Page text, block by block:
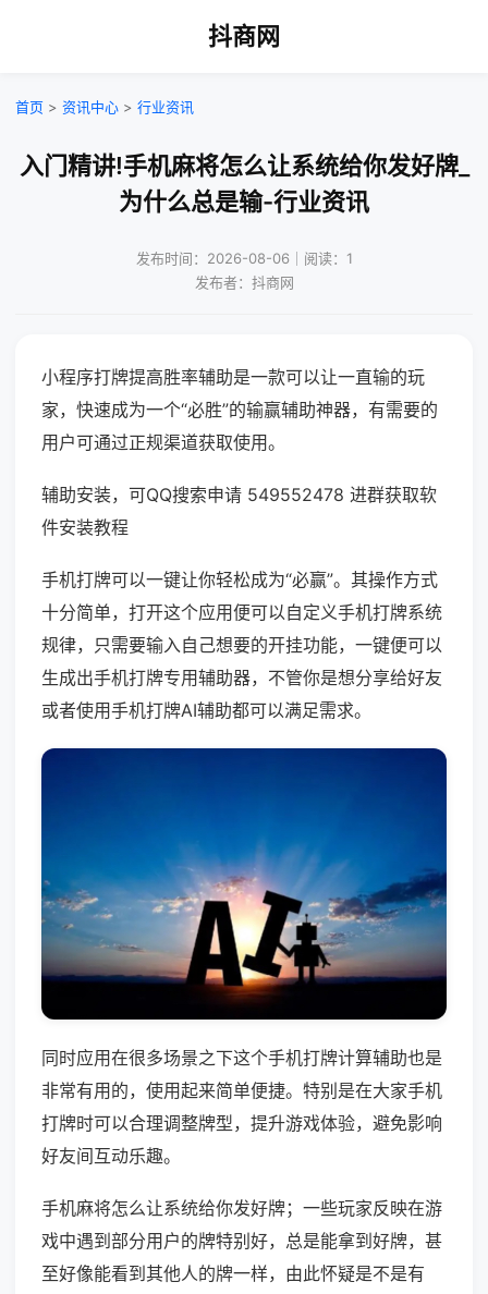
抖商网
首页 > 资讯中心 > 行业资讯
入门精讲!手机麻将怎么让系统给你发好牌_
为什么总是输-行业资讯
发布时间：2026-08-06｜阅读：1
发布者：抖商网
小程序打牌提高胜率辅助是一款可以让一直输的玩
家，快速成为一个“必胜”的输赢辅助神器，有需要的
用户可通过正规渠道获取使用。
辅助安装，可QQ搜索申请 549552478 进群获取软
件安装教程
手机打牌可以一键让你轻松成为“必赢”。其操作方式
十分简单，打开这个应用便可以自定义手机打牌系统
规律，只需要输入自己想要的开挂功能，一键便可以
生成出手机打牌专用辅助器，不管你是想分享给好友
或者使用手机打牌AI辅助都可以满足需求。
同时应用在很多场景之下这个手机打牌计算辅助也是
非常有用的，使用起来简单便捷。特别是在大家手机
打牌时可以合理调整牌型，提升游戏体验，避免影响
好友间互动乐趣。
手机麻将怎么让系统给你发好牌；一些玩家反映在游
戏中遇到部分用户的牌特别好，总是能拿到好牌，甚
至好像能看到其他人的牌一样，由此怀疑是不是有